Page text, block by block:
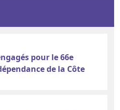
pour le 66e
de la Côte